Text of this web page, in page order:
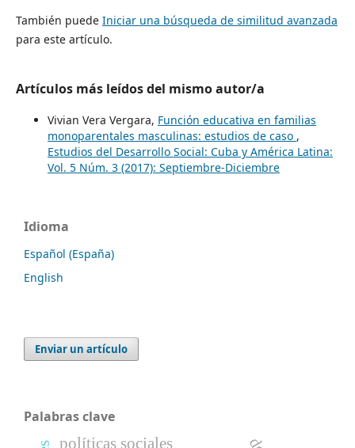
También puede Iniciar una búsqueda de similitud avanzada
para este artículo.
Artículos más leídos del mismo autor/a
Vivian Vera Vergara, Función educativa en familias
monoparentales masculinas: estudios de caso ,
Estudios del Desarrollo Social: Cuba y América Latina:
Vol. 5 Núm. 3 (2017): Septiembre-Diciembre
Idioma
Español (España)
English
Enviar un artículo
Palabras clave
políticas sociales